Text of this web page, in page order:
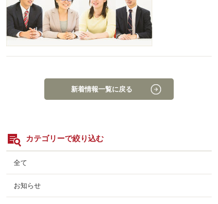
新着情報一覧に戻る
カテゴリーで絞り込む
全て
お知らせ